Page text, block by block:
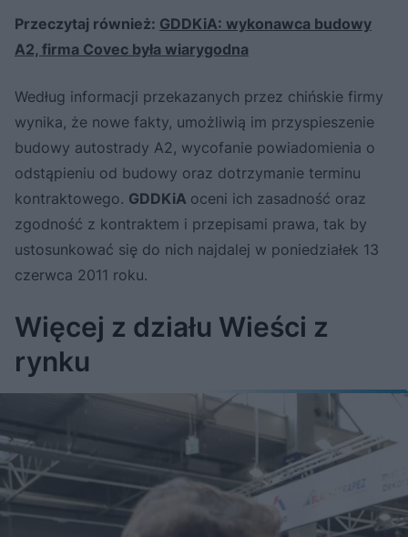
Przeczytaj również: GDDKiA: wykonawca budowy
A2, firma Covec była wiarygodna
Według informacji przekazanych przez chińskie firmy
wynika, że nowe fakty, umożliwią im przyspieszenie
budowy autostrady A2, wycofanie powiadomienia o
odstąpieniu od budowy oraz dotrzymanie terminu
kontraktowego. GDDKiA oceni ich zasadność oraz
zgodność z kontraktem i przepisami prawa, tak by
ustosunkować się do nich najdalej w poniedziałek 13
czerwca 2011 roku.
Więcej z działu Wieści z
rynku